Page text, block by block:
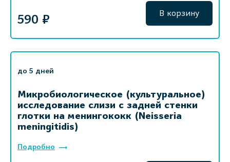
590 ₽ В корзину
до 5 дней
Микробиологическое (культуральное)
исследование слизи с задней стенки
глотки на менингококк (Neisseria
meningitidis)
Подробно